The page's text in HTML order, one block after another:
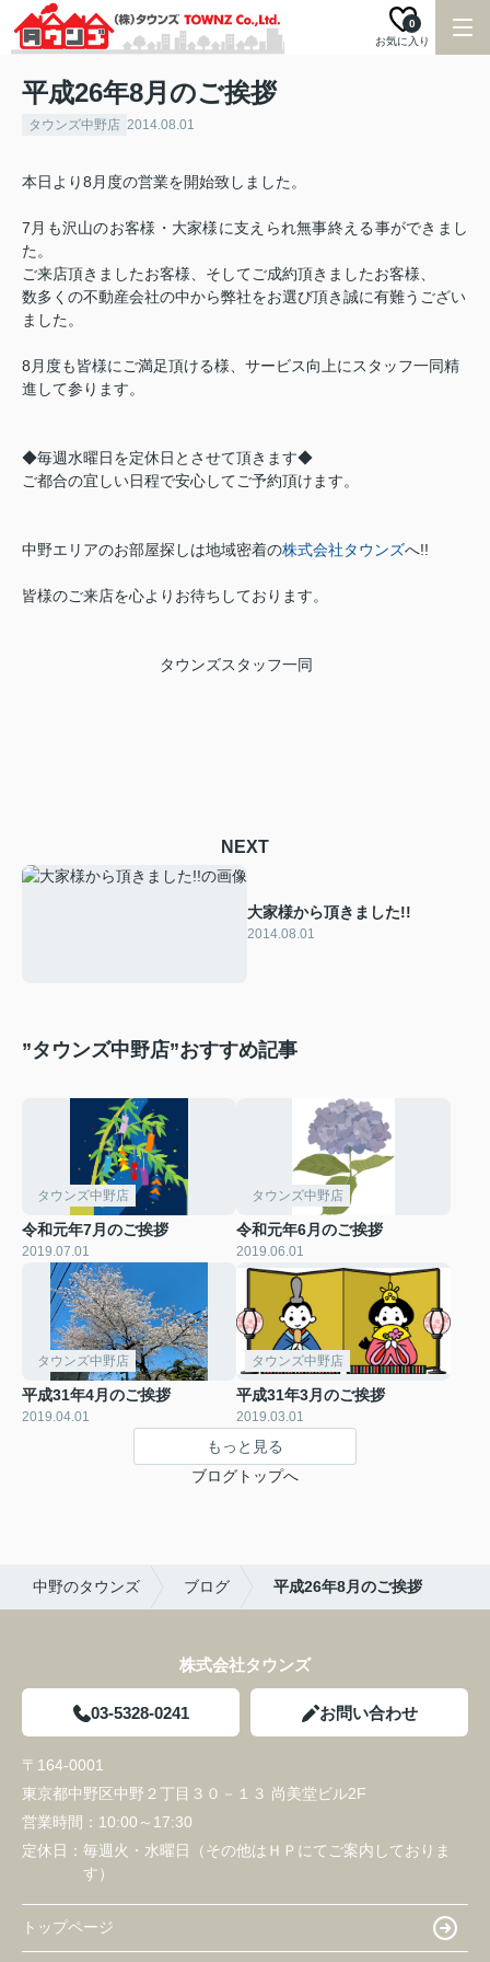
お気に入り
0
平成26年8月のご挨拶
タウンズ中野店 2014.08.01
本日より8月度の営業を開始致しました。
7月も沢山のお客様・大家様に支えられ無事終える事ができまし
た。
ご来店頂きましたお客様、そしてご成約頂きましたお客様、
数多くの不動産会社の中から弊社をお選び頂き誠に有難うござい
ました。
8月度も皆様にご満足頂ける様、サービス向上にスタッフ一同精
進して参ります。
◆毎週水曜日を定休日とさせて頂きます◆
ご都合の宜しい日程で安心してご予約頂けます。
中野エリアのお部屋探しは地域密着の株式会社タウンズへ!!
皆様のご来店を心よりお待ちしております。
タウンズスタッフ一同
NEXT
大家様から頂きました!!
2014.08.01
”タウンズ中野店”おすすめ記事
タウンズ中野店
令和元年7月のご挨拶
2019.07.01
タウンズ中野店
令和元年6月のご挨拶
2019.06.01
タウンズ中野店
平成31年4月のご挨拶
2019.04.01
タウンズ中野店
平成31年3月のご挨拶
2019.03.01
もっと見る
ブログトップへ
中野のタウンズ ブログ 平成26年8月のご挨拶
株式会社タウンズ
03-5328-0241 お問い合わせ
〒164-0001
東京都中野区中野２丁目３０－１３ 尚美堂ビル2F
営業時間： 10:00～17:30
定休日： 毎週火・水曜日（その他はＨＰにてご案内しておりま
す）
トップページ